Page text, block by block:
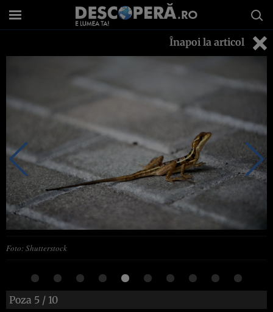
Înapoi la articol
Foto: Shutterstock
Poza 5 / 10